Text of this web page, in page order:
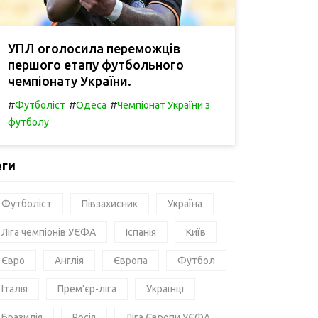
УПЛ оголосила переможців
першого етапу футбольного
чемпіонату України.
#Футболіст #Одеса #Чемпіонат України з
футболу
Футболіст Півзахисник Україна
Ліга чемпіонів УЄФА Іспанія Київ
Євро Англія Європа Футбол
Італія Прем'єр-ліга Українці